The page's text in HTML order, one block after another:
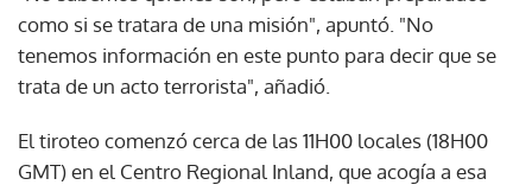
como si se tratara de una misión", apuntó. "No
tenemos información en este punto para decir que se
trata de un acto terrorista", añadió.
El tiroteo comenzó cerca de las 11H00 locales (18H00
GMT) en el Centro Regional Inland, que acogía a esa